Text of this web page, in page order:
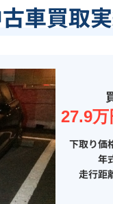
車買取
27.9万
下取り価
年
走行距